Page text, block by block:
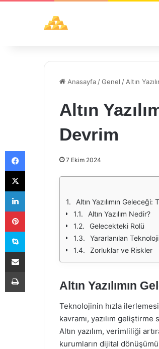
Anasayfa /Genel / Altın
Altın
Devrim
7 Ekim 2024
Altın Yazılımın
Altın Yazılım Nedir?
Gelecekteki Rolü
Yararlanılan
Zorluklar ve Riskler
Altın Yazılımın
Teknolojinin hızla
kavramı, yazılım
Altın yazılım, verimliliği
kurumların dijital
Facebook
X
LinkedIn
Pinterest
Skype
E-Posta ile paylaş